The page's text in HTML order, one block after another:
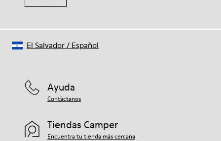
Ayuda
Contáctanos
Tiendas Camper
Encuentra tu tienda más cercana
El Salvador/ Español